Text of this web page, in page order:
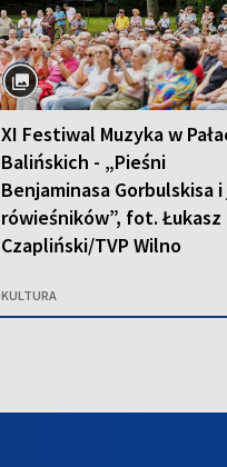
XI Festiwal Muzyka w
Balińskich - „Pieśni
Benjaminasa Gorbulskisa
rówieśników”, fot. Łukasz
Czapliński/TVP Wilno
KULTURA